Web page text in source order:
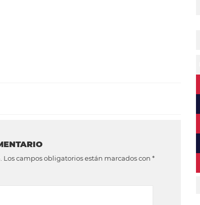
Los campos obligatorios están marcados con *